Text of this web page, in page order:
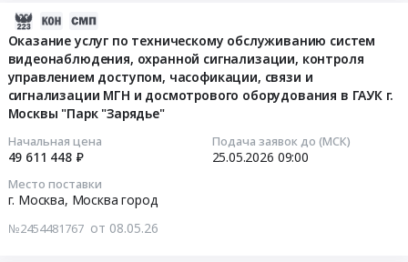
Оказание услуг по техническому обслуживанию систем
видеонаблюдения, охранной сигнализации, контроля
управлением доступом, часофикации, связи и
сигнализации МГН и досмотрового оборудования в ГАУК г.
Москвы "Парк "Зарядье"
Начальная цена
49 611 448 ₽
Подача заявок до (МСК)
25.05.2026 09:00
Место поставки
г. Москва, Москва город
№2454481767 от 08.05.26